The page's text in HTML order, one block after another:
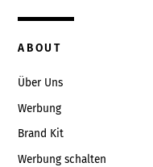
ABOUT
Über Uns
Werbung
Brand Kit
Werbung schalten